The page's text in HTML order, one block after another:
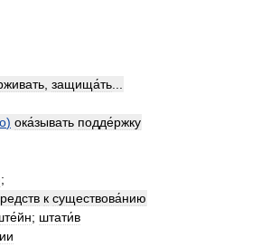
защища́ть
) ока́зывать подде́ржку
;
к существова́нию
; штати́в